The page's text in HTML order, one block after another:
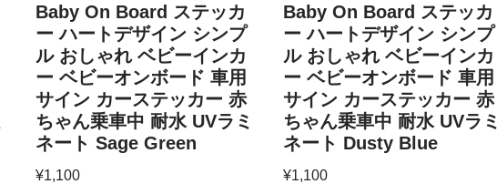
Baby On Board ステッカ
ー ハートデザイン シンプ
ル おしゃれ ベビーインカ
ー ベビーオンボード 車用
サイン カーステッカー 赤
ちゃん乗車中 耐水 UVラミ
ネート Sage Green
¥1,100
Baby On Board ステッカ
ー ハートデザイン シンプ
ル おしゃれ ベビーインカ
ー ベビーオンボード 車用
サイン カーステッカー 赤
ちゃん乗車中 耐水 UVラミ
ネート Dusty Blue
¥1,100